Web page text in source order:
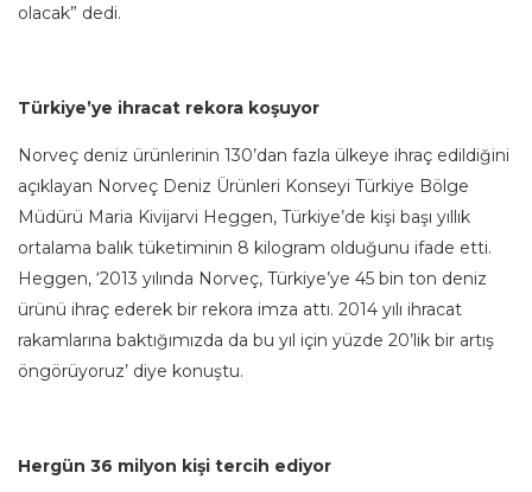
olacak” dedi.
Türkiye’ye ihracat rekora koşuyor
Norveç deniz ürünlerinin 130’dan fazla ülkeye ihraç edildiğini
açıklayan Norveç Deniz Ürünleri Konseyi Türkiye Bölge
Müdürü Maria Kivijarvi Heggen, Türkiye’de kişi başı yıllık
ortalama balık tüketiminin 8 kilogram olduğunu ifade etti.
Heggen, ‘2013 yılında Norveç, Türkiye’ye 45 bin ton deniz
ürünü ihraç ederek bir rekora imza attı. 2014 yılı ihracat
rakamlarına baktığımızda da bu yıl için yüzde 20’lik bir artış
öngörüyoruz’ diye konuştu.
Hergün 36 milyon kişi tercih ediyor